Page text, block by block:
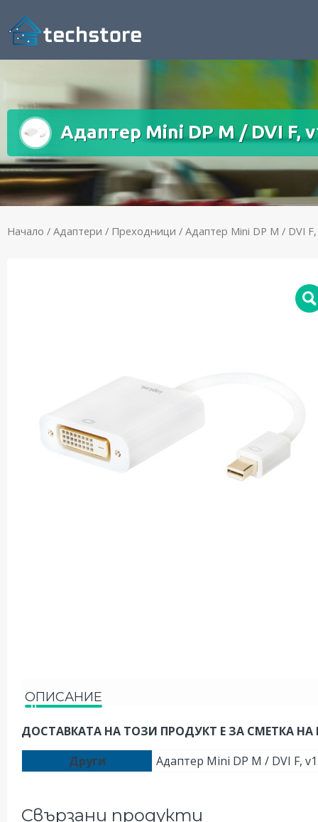
Адаптер Mini DP M / DVI F,
Начало / Адаптери / Преходници / Адаптер Mini DP M / DVI
ОПИСАНИЕ
ДОСТАВКАТА НА ТОЗИ ПРОДУКТ Е ЗА СМЕТКА НА
Други
Адаптер Mini DP M / DVI F,
Свързани продукти